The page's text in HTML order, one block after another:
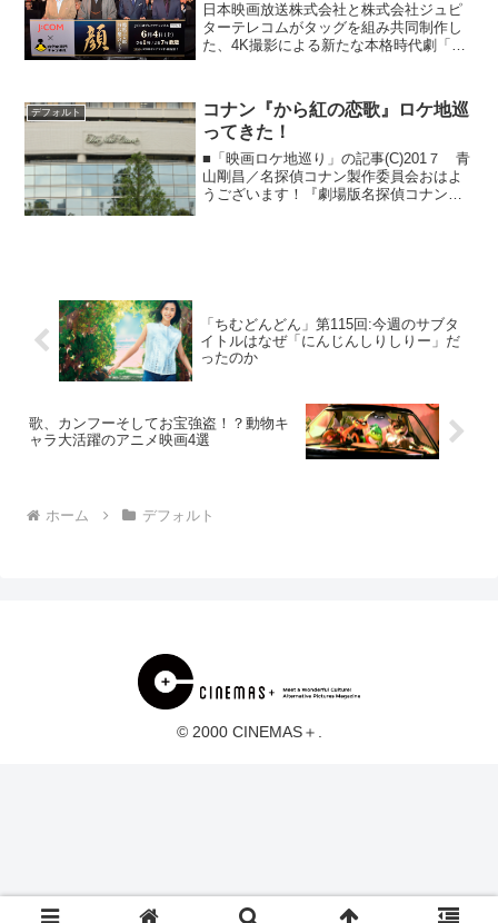
日本映画放送株式会社と株式会社ジュピ
ターテレコムがタッグを組み共同制作し
た、4K撮影による新たな本格時代劇「池
台挨拶に登壇した。「池波正太郎時代劇
スペシャル 顔」完成...
デフォルト
コナン『から紅の恋歌』ロケ地巡
ってきた！
■「映画ロケ地巡り」の記事(C)201７ 青
山剛昌／名探偵コナン製作委員会おはよ
うございます！『劇場版名探偵コナン
「ちむどんどん」第115回:今週のサブタ
イトルはなぜ「にんじんしりしりー」だ
ったのか
歌、カンフーそしてお宝強盗！？動物キ
ャラ大活躍のアニメ映画4選
ホーム デフォルト
© 2000 CINEMAS＋.